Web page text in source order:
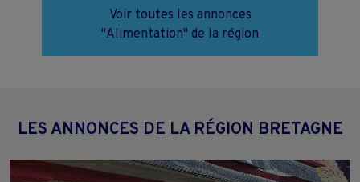
Voir toutes les annonces
"Alimentation" de la région
LES ANNONCES DE LA RÉGION BRETAGNE